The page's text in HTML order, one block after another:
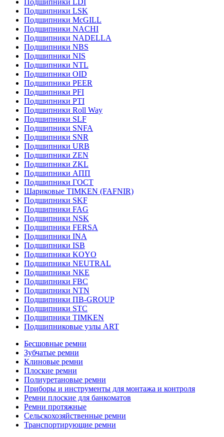
Подшипники LDI
Подшипники LSK
Подшипники McGILL
Подшипники NACHI
Подшипники NADELLA
Подшипники NBS
Подшипники NIS
Подшипники NTL
Подшипники OID
Подшипники PEER
Подшипники PFI
Подшипники PTI
Подшипники Roll Way
Подшипники SLF
Подшипники SNFA
Подшипники SNR
Подшипники URB
Подшипники ZEN
Подшипники ZKL
Подшипники АПП
Подшипники ГОСТ
Шариковые ТІMKEN (FAFNIR)
Подшипники SKF
Подшипники FAG
Подшипники NSK
Подшипники FERSA
Подшипники INA
Подшипники ISB
Подшипники KOYO
Подшипники NEUTRAL
Подшипники NKE
Подшипники FBC
Подшипники NTN
Подшипники ПВ-GROUP
Подшипники STC
Подшипники TIMKEN
Подшипниковые узлы ART
Бесшовные ремни
Зубчатые ремни
Клиновые ремни
Плоские ремни
Полиуретановые ремни
Приборы и инструменты для монтажа и контроля
Ремни плоские для банкоматов
Ремни протяжные
Сельскохозяйственные ремни
Транспортирующие ремни